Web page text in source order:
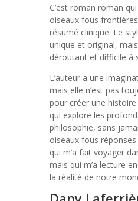
C’est roman roman
oiseaux fous
résumé clinique. Le
unique et original,
déroutant et difficile à
L’auteur a une
mais elle n’est pas
pour créer une
qui explore les
philosophie, sans
oiseaux fous
qui m’a fait voyager
mais qui m’a lecture
la réalité de notre